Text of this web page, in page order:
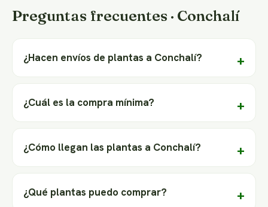
Preguntas frecuentes · Conchalí
¿Hacen envíos de plantas a Conchalí?
¿Cuál es la compra mínima?
¿Cómo llegan las plantas a Conchalí?
¿Qué plantas puedo comprar?